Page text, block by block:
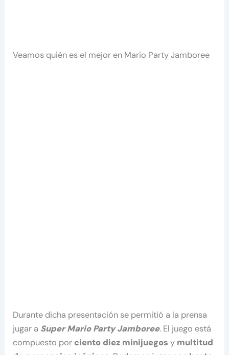
Veamos quién es el mejor en Mario Party Jamboree
Durante dicha presentación se permitió a la prensa
jugar a Super Mario Party Jamboree. El juego está
compuesto por ciento diez minijuegos y multitud